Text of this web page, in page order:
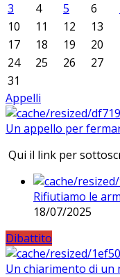
3
4 5 6
10
11 12 13
17
18 19 20
24
25 26 27
31
Appelli
Un appello per
Qui il link per
Rifiutiamo le
18/07/2025
Dibattito
Un chiarimento di un